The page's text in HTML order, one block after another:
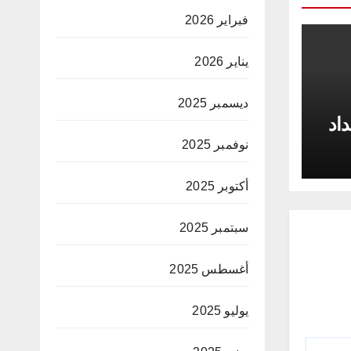
فبراير 2026
يناير 2026
ديسمبر 2025
نوفمبر 2025
أكتوبر 2025
سبتمبر 2025
أغسطس 2025
يوليو 2025